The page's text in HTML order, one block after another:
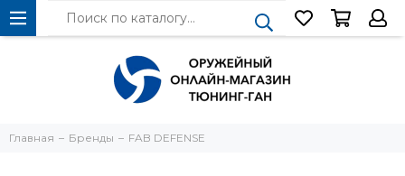
Главная Бренды FAB DEFENSE